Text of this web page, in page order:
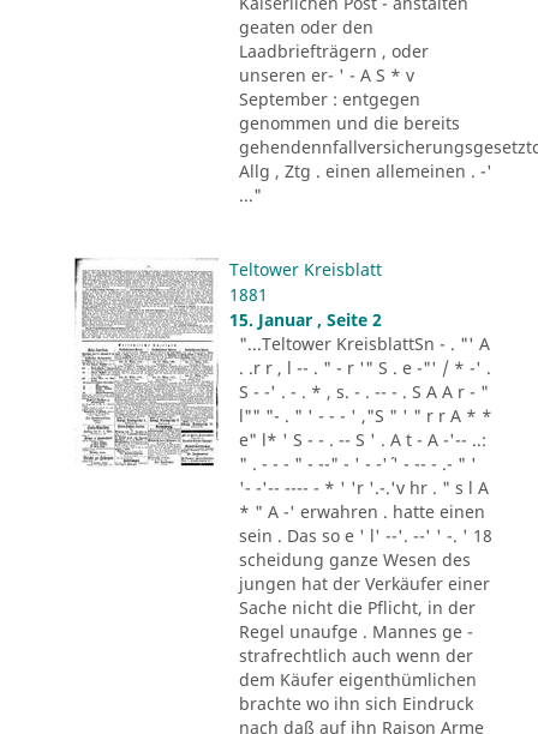
geaten oder den
Laadbriefträgern , oder
unseren er- ' - A S * v
September : entgegen
genommen und die bereits
Allg , Ztg . einen allemeinen . -'
..."
Teltower Kreisblatt
1881
15. Januar , Seite 2
"...Teltower KreisblattSn - . "' A
. .r r , l -- . " - r '" S . e -"' / * -' .
S - -' . - . * , s. - . -- - . S A A r - "
l"" "- . " ' - - - ' ,"S " ' " r r A * *
e" l* ' S - - . -- S ' . A t - A -'-- ..:
" . - - - " - --" - ' - -'´ ' - -- - .- " '
'- -'-- ---- - * ' 'r '.-.'v hr . " s l A
* " A -' erwahren . hatte einen
sein . Das so e ' l' --'. --' ' -. ' 18
scheidung ganze Wesen des
jungen hat der Verkäufer einer
Sache nicht die Pflicht, in der
Regel unaufge . Mannes ge -
strafrechtlich auch wenn der
dem Käufer eigenthümlichen
brachte wo ihn sich Eindruck
nach daß auf ihn Raison Arme